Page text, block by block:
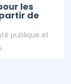
les
de
publique et